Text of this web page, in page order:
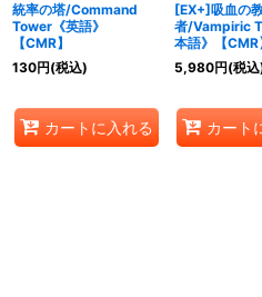
統率の塔/Command
Tower《英語》
【CMR】
130円(税込)
カートに入れる
[EX+]吸血の
者/Vampiric
本語》【CMR
5,980円(税
カート